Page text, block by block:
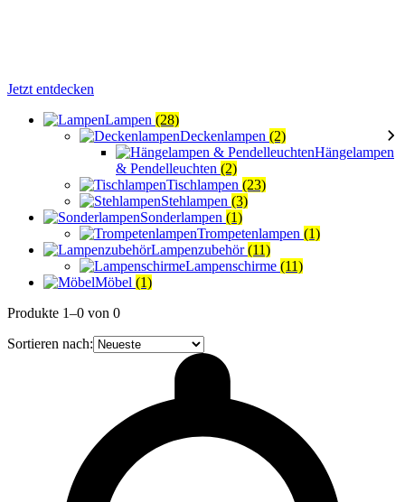
Jetzt entdecken
Lampen (28)
Deckenlampen (2)
Hängelampen
& Pendelleuchten (2)
Tischlampen (23)
Stehlampen (3)
Sonderlampen (1)
Trompetenlampen (1)
Lampenzubehör(11)
Lampenschirme (11)
Möbel (1)
Produkte 1–0 von 0
Sortieren nach: